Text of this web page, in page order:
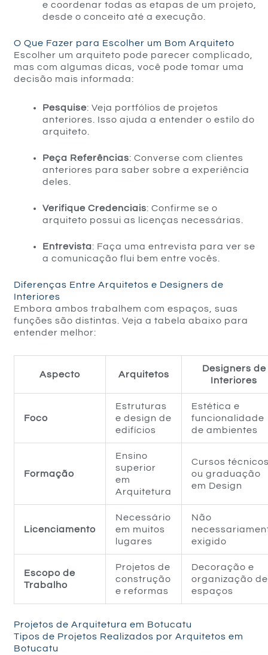
e coordenar todas as etapas de um projeto,
desde o conceito até a execução.
O Que Fazer para Escolher um Bom Arquiteto
Escolher um arquiteto pode parecer complicado,
mas com algumas dicas, você pode tomar uma
decisão mais informada:
Pesquise: Veja portfólios de projetos
anteriores. Isso ajuda a entender o estilo do
arquiteto.
Peça Referências: Converse com clientes
anteriores para saber sobre a experiência
deles.
Verifique Credenciais: Confirme se o
arquiteto possui as licenças necessárias.
Entrevista: Faça uma entrevista para ver se
a comunicação flui bem entre vocês.
Diferenças Entre Arquitetos e Designers de
Interiores
Embora ambos trabalhem com espaços, suas
funções são distintas. Veja a tabela abaixo para
entender melhor:
Aspecto Arquitetos
Designers de
Interiores
Foco
Estruturas
e design de
edifícios
Estética e
funcionalidade
de ambientes
Formação
Ensino
superior
em
Arquitetura
Cursos
ou graduação
em Design
Licenciamento
Necessário
em muitos
lugares
Não
exigido
Escopo de
Trabalho
Projetos de
construção
e reformas
Decoração e
organização de
espaços
Projetos de Arquitetura em Botucatu
Tipos de Projetos Realizados por Arquitetos em
Botucatu